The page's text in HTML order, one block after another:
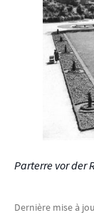
Parterre vor der
Dernière mise à